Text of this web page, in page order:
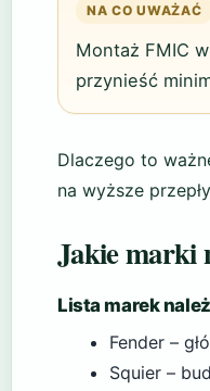
NA CO UWAŻAĆ
Montaż FMIC
przynieść
Dlaczego to
na wyższe
Jakie marki
Lista marek
Fender –
Squier –